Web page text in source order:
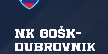
NK GOŠK-
Dubrovnik